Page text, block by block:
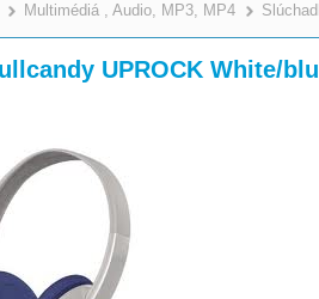
>
Multimédiá , Audio, MP3, MP4
UPROCK White/